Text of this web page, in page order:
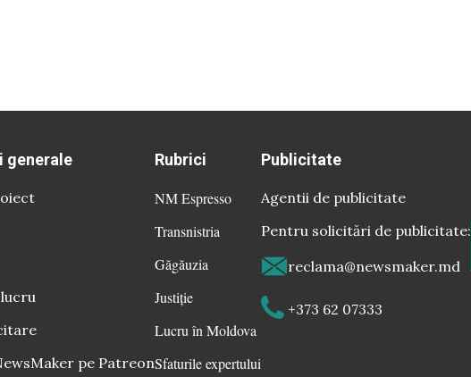
generale
pe Patreon
Rubrici
NM Espresso
Transnistria
Găgăuzia
Justiție
Lucru în Moldova
Sfaturile expertului
Publicitate
Agentii de publicitate
Pentru solicitări de publicitate:
reclama@newsmaker.md
+373 62 07333